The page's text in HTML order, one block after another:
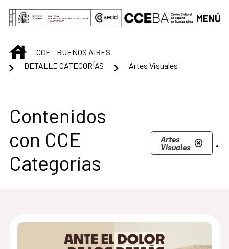
Saltar al contenido principal
MENÚ
INICIOCCE - BUENOS AIRES
DETALLE CATEGORÍAS
Artes Visuales
Centro Cultural de
Contenidos
con CCE
Categorías
Artes
Visuales .